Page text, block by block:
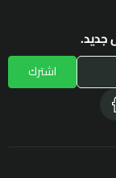
جديد.
اشترك